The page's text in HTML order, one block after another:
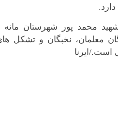
عدالت بجنورد ، افتتاح مدرسه ۱۲ کلاسه شهید محمد پور شهرستان
معلمان، نخبگان و تشکل
است./ایرنا